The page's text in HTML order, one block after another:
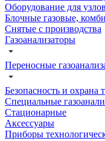
Оборудование для
Блочные газовые,
Снятые с производства
Газоанализаторы
Переносные
Безопасность и охрана
Специальные
Стационарные
Аксессуары
Приборы